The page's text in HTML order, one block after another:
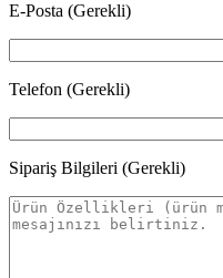
E-Posta (Gerekli)
Telefon (Gerekli)
Sipariş Bilgileri (Gerekli)